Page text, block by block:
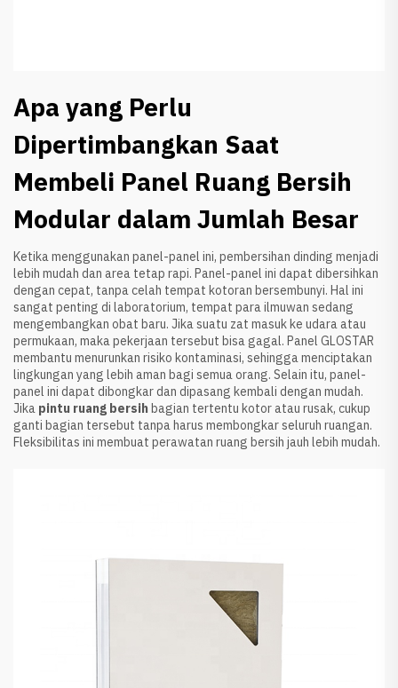
Apa yang Perlu
Dipertimbangkan Saat
Membeli Panel Ruang Bersih
Modular dalam Jumlah Besar
Ketika menggunakan panel-panel ini, pembersihan dinding menjadi
lebih mudah dan area tetap rapi. Panel-panel ini dapat dibersihkan
dengan cepat, tanpa celah tempat kotoran bersembunyi. Hal ini
sangat penting di laboratorium, tempat para ilmuwan sedang
mengembangkan obat baru. Jika suatu zat masuk ke udara atau
permukaan, maka pekerjaan tersebut bisa gagal. Panel GLOSTAR
membantu menurunkan risiko kontaminasi, sehingga menciptakan
lingkungan yang lebih aman bagi semua orang. Selain itu, panel-
panel ini dapat dibongkar dan dipasang kembali dengan mudah.
Jika pintu ruang bersihbagian tertentu kotor atau rusak, cukup
ganti bagian tersebut tanpa harus membongkar seluruh ruangan.
Fleksibilitas ini membuat perawatan ruang bersih jauh lebih mudah.